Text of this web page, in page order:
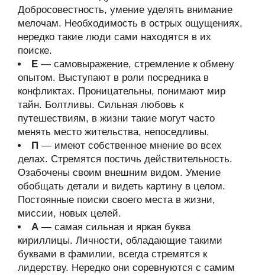
Добросовестность, умение уделять внимание
мелочам. Необходимость в острых ощущениях,
нередко такие люди сами находятся в их
поиске.
Е — самовыражение, стремление к обмену
опытом. Выступают в роли посредника в
конфликтах. Проницательны, понимают мир
тайн. Болтливы. Сильная любовь к
путешествиям, в жизни такие могут часто
менять место жительства, непоседливы.
П — имеют собственное мнение во всех
делах. Стремятся постичь действительность.
Озабочены своим внешним видом. Умение
обобщать детали и видеть картину в целом.
Постоянные поиски своего места в жизни,
миссии, новых целей.
А — самая сильная и яркая буква
кириллицы. Личности, обладающие такими
буквами в фамилии, всегда стремятся к
лидерству. Нередко они соревнуются с самим